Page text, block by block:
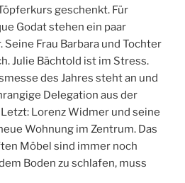
geschenkt. Für
Godat stehen ein paar
Seine Frau Barbara und Tochter
Julie Bächtold ist im Stress.
des Jahres steht an und
Delegation aus der
Lorenz Widmer und seine
Wohnung im Zentrum. Das
Möbel sind immer noch
Boden zu schlafen, muss